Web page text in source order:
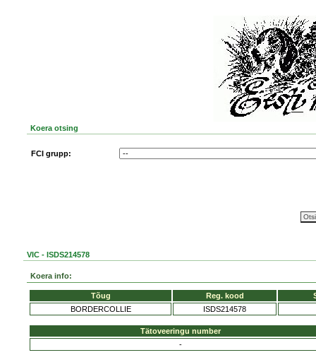
Koera otsing
FCI grupp:
VIC - ISDS214578
Koera info:
Tõug Reg. kood
BORDERCOLLIE
ISDS214578
Tätoveeringu number
-